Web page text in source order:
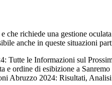
richiede una gestione
anche in queste situazioni
Tutte le Informazioni sul
e ordine di esibizione a
Abruzzo 2024: Risultati,